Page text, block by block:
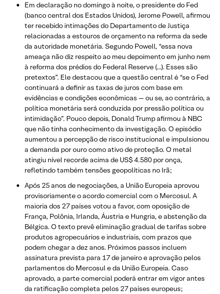
Em declaração no domingo à noite, o presidente do Fed
(banco central dos Estados Unidos), Jerome Powell, afirmou
ter recebido intimações do Departamento de Justiça
relacionadas a estouros de orçamento na reforma da sede
da autoridade monetária. Segundo Powell, “essa nova
ameaça não diz respeito ao meu depoimento em junho nem
à reforma dos prédios do Federal Reserve (…). Esses são
pretextos”. Ele destacou que a questão central é “se o Fed
continuará a definir as taxas de juros com base em
evidências e condições econômicas — ou se, ao contrário, a
política monetária será conduzida por pressão política ou
intimidação”. Pouco depois, Donald Trump afirmou à NBC
que não tinha conhecimento da investigação. O episódio
aumentou a percepção de risco institucional e impulsionou
a demanda por ouro como ativo de proteção. O metal
atingiu nível recorde acima de US$ 4.580 por onça,
refletindo também tensões geopolíticas no Irã;
Após 25 anos de negociações, a União Europeia aprovou
provisoriamente o acordo comercial com o Mercosul. A
maioria dos 27 países votou a favor, com oposição de
França, Polônia, Irlanda, Áustria e Hungria, e abstenção da
Bélgica. O texto prevê eliminação gradual de tarifas sobre
produtos agropecuários e industriais, com prazos que
podem chegar a dez anos. Próximos passos incluem
assinatura prevista para 17 de janeiro e aprovação pelos
parlamentos do Mercosul e da União Europeia. Caso
aprovado, a parte comercial poderá entrar em vigor antes
da ratificação completa pelos 27 países europeus;